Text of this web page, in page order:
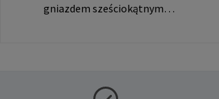
gniazdem sześciokątnym i
der Heide 8 21514 Büchen